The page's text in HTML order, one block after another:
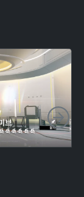
다